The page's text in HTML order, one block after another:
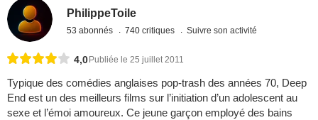
PhilippeToile
53 abonnés 740 critiques Suivre son activité
4,0 Publiée le 25 juillet 2011
Typique des comédies anglaises pop-trash des années 70, Deep
End est un des meilleurs films sur l’initiation d’un adolescent au
sexe et l’émoi amoureux. Ce jeune garçon employé des bains